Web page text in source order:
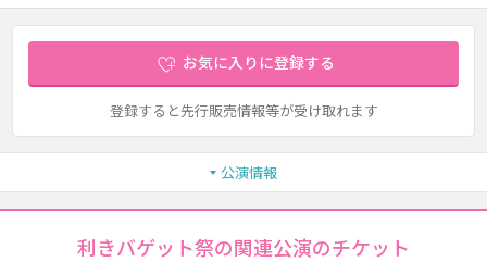
お気に入りに登録する
登録すると先行販売情報等が受け取れます
公演情報
利きバゲット祭の関連公演のチケット